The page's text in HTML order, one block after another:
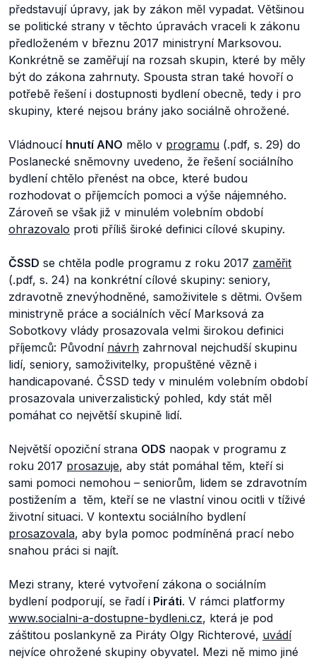
představují úpravy, jak by zákon měl vypadat. Většinou
se politické strany v těchto úpravách vraceli k zákonu
předloženém v březnu 2017 ministryní Marksovou.
Konkrétně se zaměřují na rozsah skupin, které by měly
být do zákona zahrnuty. Spousta stran také hovoří o
potřebě řešení i dostupnosti bydlení obecně, tedy i pro
skupiny, které nejsou brány jako sociálně ohrožené.
Vládnoucí hnutí ANO mělo v programu (.pdf, s. 29) do
Poslanecké sněmovny uvedeno, že řešení sociálního
bydlení chtělo přenést na obce, které budou
rozhodovat o příjemcích pomoci a výše nájemného.
Zároveň se však již v minulém volebním období
ohrazovalo proti příliš široké definici cílové skupiny.
ČSSD se chtěla podle programu z roku 2017 zaměřit
(.pdf, s. 24) na konkrétní cílové skupiny: seniory,
zdravotně znevýhodněné, samoživitele s dětmi. Ovšem
ministryně práce a sociálních věcí Marksová za
Sobotkovy vlády prosazovala velmi širokou definici
příjemců: Původní návrh zahrnoval nejchudší skupinu
lidí, seniory, samoživitelky, propuštěné vězně i
handicapované. ČSSD tedy v minulém volebním období
prosazovala univerzalistický pohled, kdy stát měl
pomáhat co největší skupině lidí.
Největší opoziční strana ODS naopak v programu z
roku 2017 prosazuje, aby stát pomáhal těm, kteří si
sami pomoci nemohou – seniorům, lidem se zdravotním
postižením a těm, kteří se ne vlastní vinou ocitli v tíživé
životní situaci. V kontextu sociálního bydlení
prosazovala, aby byla pomoc podmíněná prací nebo
snahou práci si najít.
Mezi strany, které vytvoření zákona o sociálním
bydlení podporují, se řadí i Piráti. V rámci platformy
www.socialni-a-dostupne-bydleni.cz, která je pod
záštitou poslankyně za Piráty Olgy Richterové, uvádí
nejvíce ohrožené skupiny obyvatel. Mezi ně mimo jiné